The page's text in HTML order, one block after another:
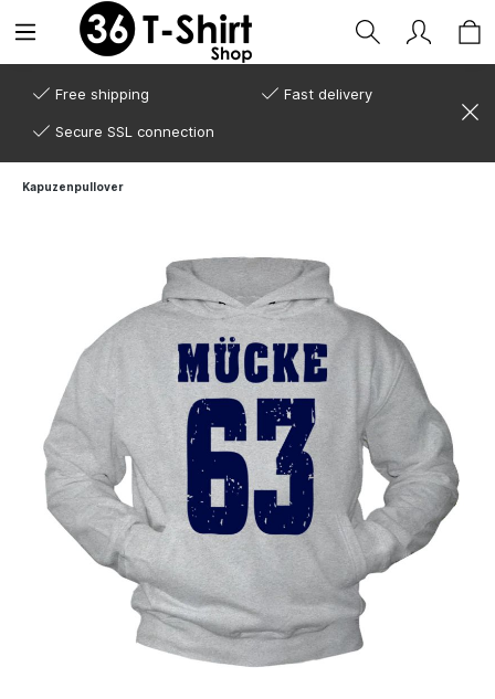
Free shipping Fast delivery
Secure SSL connection
Kapuzenpullover